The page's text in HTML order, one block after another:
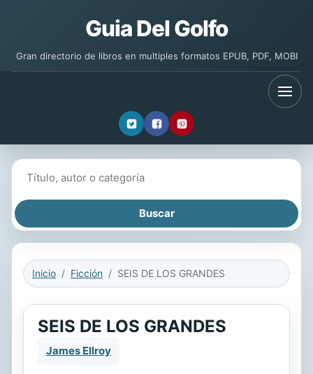
Guia Del Golfo
Gran directorio de libros en multiples formatos EPUB, PDF, MOBI
Inicio Ficción SEIS DE LOS GRANDES
SEIS DE LOS GRANDES
James Ellroy